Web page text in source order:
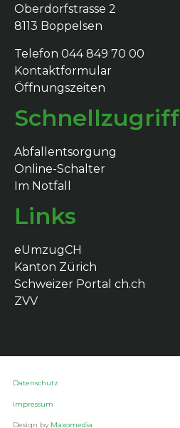
Oberdorfstrasse 2
8113 Boppelsen
Telefon 044 849 70 00
Kontaktformular
Öffnungszeiten
Schnellzugriff
Abfallentsorgung
Online-Schalter
Im Notfall
Links
eUmzugCH
Kanton Zürich
Schweizer Portal ch.ch
ZVV
Datenschutz
Impressum
Design by Maxomedia